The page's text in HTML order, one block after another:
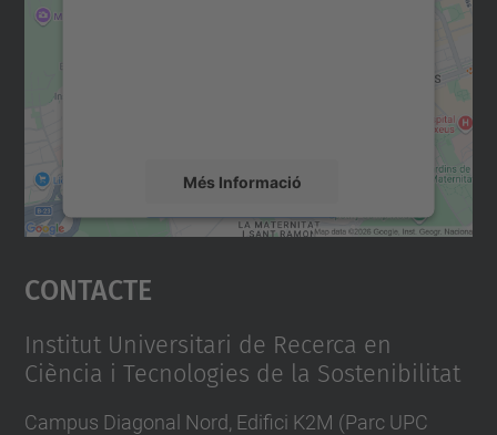
Més Informació
Accepta
powered by
Contacte
Institut Universitari de Recerca en
Ciència i Tecnologies de la Sostenibilitat
Campus Diagonal Nord, Edifici K2M (Parc UPC